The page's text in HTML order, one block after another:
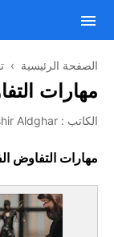
مقالات فلسفية
علم النفس
الصحة العقلية
Facebook
Twitter
Telegram
من نحن
اتصل بنا
الصفحة الرئيسية ›
مهارات
الكاتب : Aldghar
مهارات التفاوض